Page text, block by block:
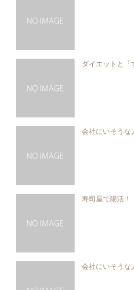
ダイエットと「
会社にいそうな
寿司屋で腸活！
会社にいそうな